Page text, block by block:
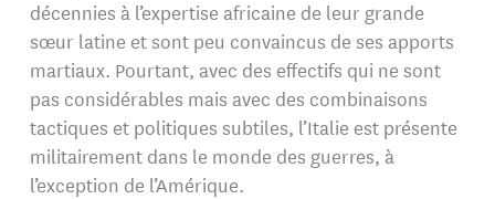
décennies à l’expertise africaine de leur grande
sœur latine et sont peu convaincus de ses apports
martiaux. Pourtant, avec des effectifs qui ne sont
pas considérables mais avec des combinaisons
tactiques et politiques subtiles, l’Italie est présente
militairement dans le monde des guerres, à
l’exception de l’Amérique.